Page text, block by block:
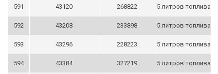
591 43120 268822 5 литров топлива
592 43208 233898 5 литров топлива
593 43296 228223 5 литров топлива
594 43384 327219 5 литров топлива